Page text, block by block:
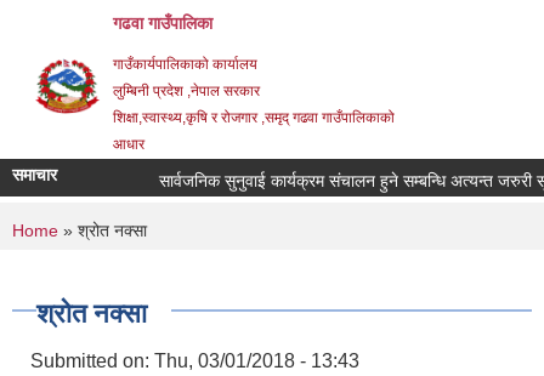
गढवा गाउँपालिका
गाउँकार्यपालिकाको कार्यालय
लुम्बिनी प्रदेश ,नेपाल सरकार
शिक्षा,स्वास्थ्य,कृषि र रोजगार ,समृद् गढवा गाउँपालिकाको
आधार
समाचार सार्वजनिक सुनुवाई कार्यक्रम संचालन हुने सम्बन्धि अत्यन्त जरुरी
You are here
Home » श्रोत नक्सा
श्रोत नक्सा
Submitted on: Thu, 03/01/2018 - 13:43